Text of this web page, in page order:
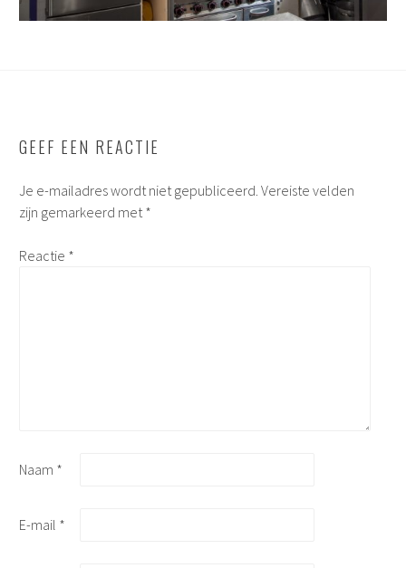
GEEF EEN REACTIE
Je e-mailadres wordt niet gepubliceerd. Vereiste velden
zijn gemarkeerd met*
Reactie *
Naam *
E-mail *